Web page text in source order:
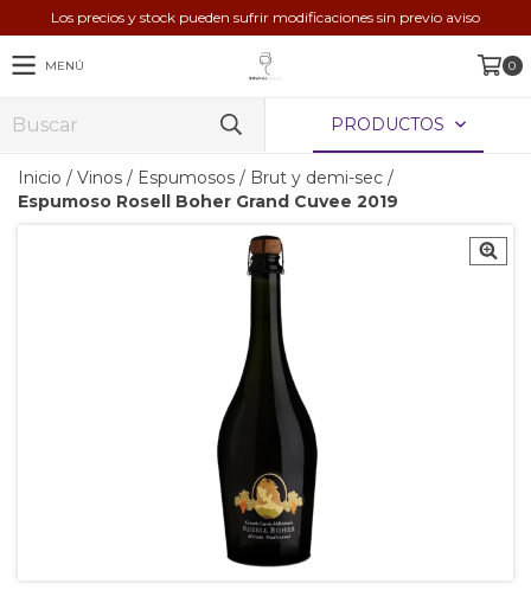
Los precios y stock pueden sufrir modificaciones sin previo aviso
MENÚ 0
PRODUCTOS
Inicio / Vinos / Espumosos / Brut y demi-sec /
Espumoso Rosell Boher Grand Cuvee 2019